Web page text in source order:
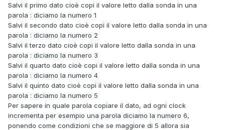
Salvi il primo dato cioè copi il valore letto dalla sonda in una
parola : diciamo la numero 1
Salvi il secondo dato cioè copi il valore letto dalla sonda in una
parola : diciamo la numero 2
Salvi il terzo dato cioè copi il valore letto dalla sonda in una
parola : diciamo la numero 3
Salvi il quarto dato cioè copi il valore letto dalla sonda in una
parola : diciamo la numero 4
Salvi il quinto dato cioè copi il valore letto dalla sonda in una
parola : diciamo la numero 5
Per sapere in quale parola copiare il dato, ad ogni clock
incrementa per esempio una parola diciamo la numero 6,
ponendo come condizioni che se maggiore di 5 allora sia